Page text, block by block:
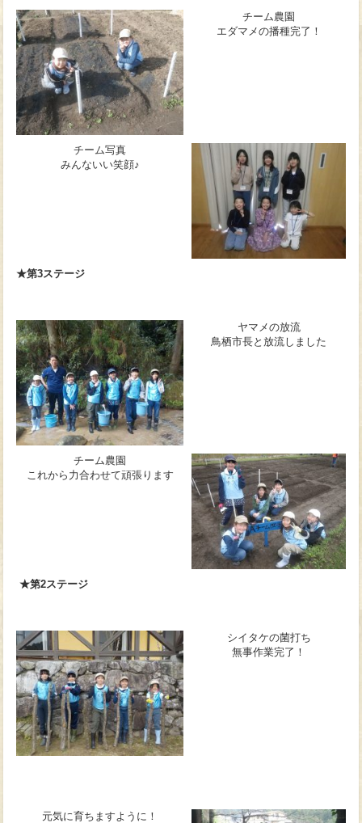
チーム農園
エダマメの播種完了！
チーム写真
みんないい笑顔♪
★第3ステージ
ヤマメの放流
鳥栖市長と放流しました
チーム農園
これから力合わせて頑張ります
★第2ステージ
シイタケの菌打ち
無事作業完了！
元気に育ちますように！